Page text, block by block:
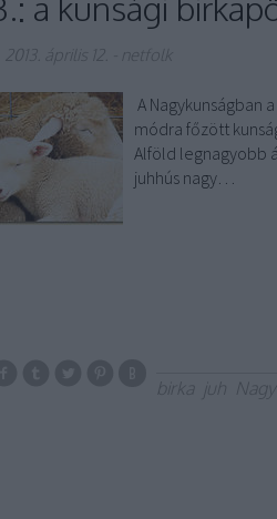
2013. április 12. netfolk
A Nagykunságban
módra főzött
Alföld legnagyobb
juhhús nagy…
birka
juh